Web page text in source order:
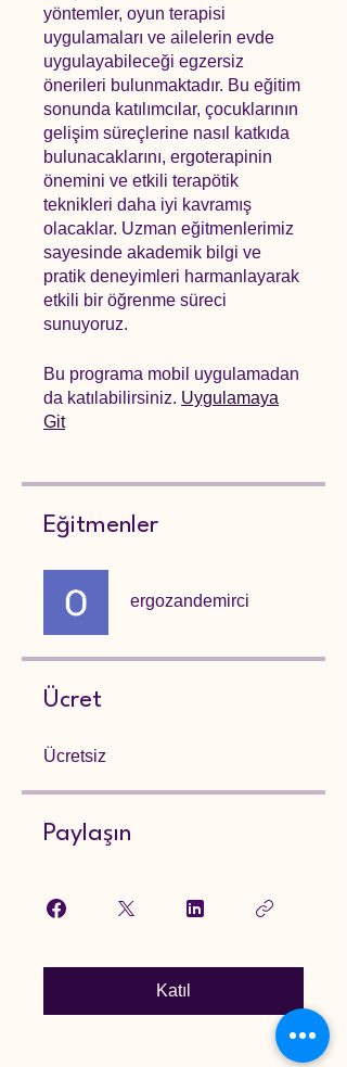
yöntemler, oyun terapisi
uygulamaları ve ailelerin evde
uygulayabileceği egzersiz
önerileri bulunmaktadır. Bu eğitim
sonunda katılımcılar, çocuklarının
gelişim süreçlerine nasıl katkıda
bulunacaklarını, ergoterapinin
önemini ve etkili terapötik
teknikleri daha iyi kavramış
olacaklar. Uzman eğitmenlerimiz
sayesinde akademik bilgi ve
pratik deneyimleri harmanlayarak
etkili bir öğrenme süreci
sunuyoruz.
Bu programa mobil uygulamadan
da katılabilirsiniz. Uygulamaya
Git
Eğitmenler
ergozandemirci
Ücret
Ücretsiz
Paylaşın
Katıl